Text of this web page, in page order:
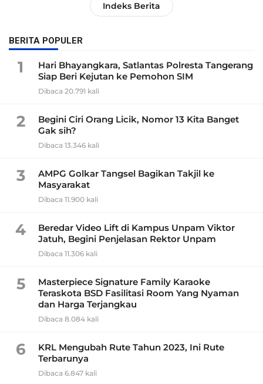
Indeks Berita
BERITA POPULER
1
Hari Bhayangkara, Satlantas Polresta Tangerang
Siap Beri Kejutan ke Pemohon SIM
Dibaca 20.791 kali
2
Begini Ciri Orang Licik, Nomor 13 Kita Banget
Gak sih?
Dibaca 13.346 kali
3
AMPG Golkar Tangsel Bagikan Takjil ke
Masyarakat
Dibaca 11.900 kali
4
Beredar Video Lift di Kampus Unpam Viktor
Jatuh, Begini Penjelasan Rektor Unpam
Dibaca 11.306 kali
5
Masterpiece Signature Family Karaoke
Teraskota BSD Fasilitasi Room Yang Nyaman
dan Harga Terjangkau
Dibaca 8.084 kali
6
KRL Mengubah Rute Tahun 2023, Ini Rute
Terbarunya
Dibaca 6.847 kali